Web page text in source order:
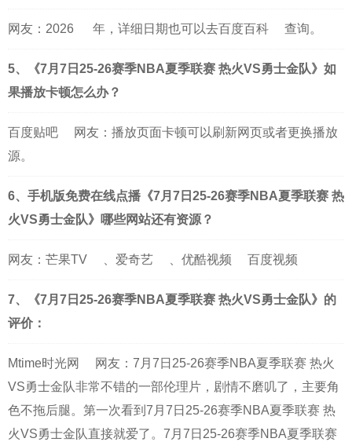
网友： 2026 年，详细日期也可以去百度百科 查询。
5、《7月7日25-26赛季NBA夏季联赛 热火VS勇士金队》如
果播放卡顿怎么办？
百度贴吧
网友：播放页面卡顿可以刷新网页或者更换播放
源。
6、手机版免费在线点播《7月7日25-26赛季NBA夏季联赛 热
火VS勇士金队》哪些网站还有资源？
网友： 芒果TV 、 爱奇艺 、 优酷视频 百度视频
7、《7月7日25-26赛季NBA夏季联赛 热火VS勇士金队》的
评价：
Mtime时光网
网友：7月7日25-26赛季NBA夏季联赛 热火
VS勇士金队非常不错的一部伦理片，剧情不磨叽了，主要角
色不拖后腿。第一次看到7月7日25-26赛季NBA夏季联赛 热
火VS勇士金队直接就爱了。7月7日25-26赛季NBA夏季联赛